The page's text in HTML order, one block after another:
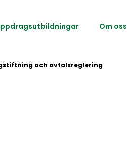
Om oss
och avtalsreglering